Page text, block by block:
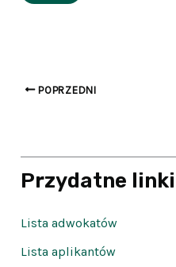
POPRZEDNI
Przydatne linki
Lista adwokatów
Lista aplikantów